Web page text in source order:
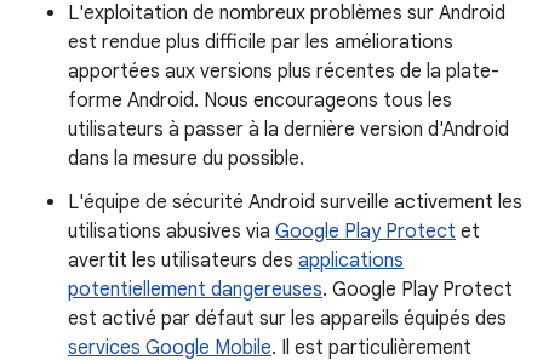
L'exploitation de nombreux problèmes sur Android
est rendue plus difficile par les améliorations
apportées aux versions plus récentes de la plate-
forme Android. Nous encourageons tous les
utilisateurs à passer à la dernière version d'Android
dans la mesure du possible.
L'équipe de sécurité Android surveille activement les
utilisations abusives via Google Play Protect et
avertit les utilisateurs des applications
potentiellement dangereuses. Google Play Protect
est activé par défaut sur les appareils équipés des
services Google Mobile. Il est particulièrement